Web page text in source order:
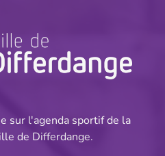
sur l'agenda sportif de la
de Differdange.